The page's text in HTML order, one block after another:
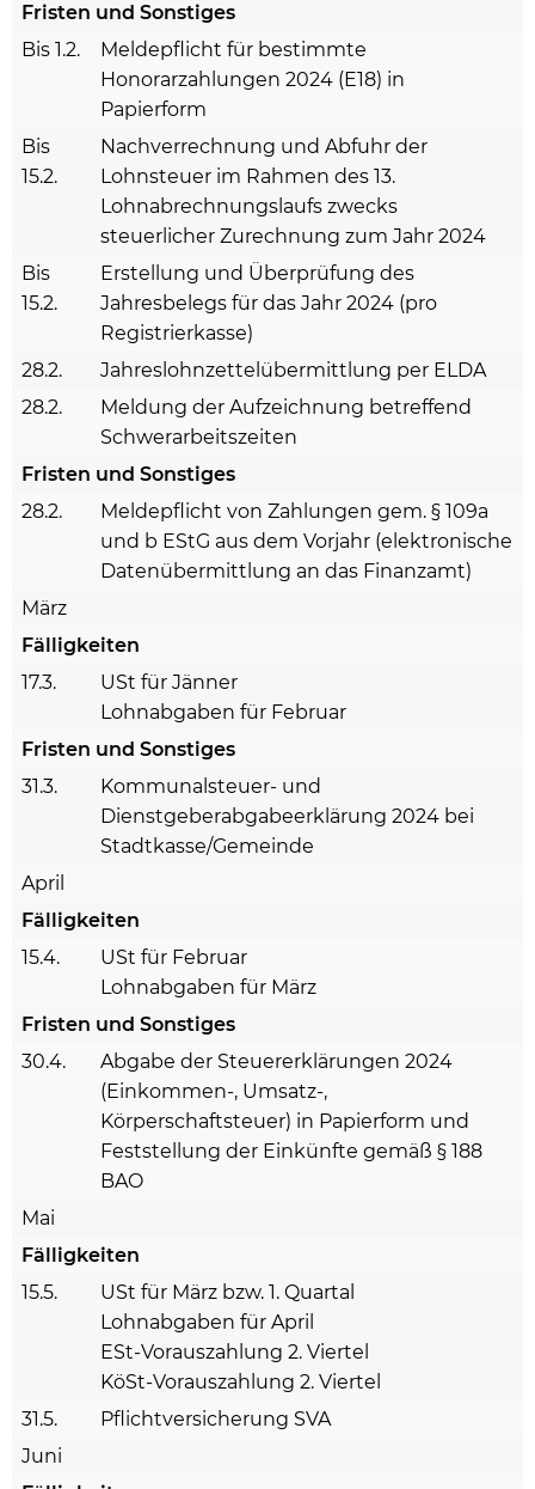
Fristen und Sonstiges
Bis 1.2.
Meldepflicht für bestimmte
Honorarzahlungen 2024 (E18) in
Papierform
Bis
15.2.
Nachverrechnung und Abfuhr der
Lohnsteuer im Rahmen des 13.
Lohnabrechnungslaufs zwecks
steuerlicher Zurechnung zum Jahr 2024
Bis
15.2.
Erstellung und Überprüfung des
Jahresbelegs für das Jahr 2024 (pro
Registrierkasse)
28.2.
Jahreslohnzettelübermittlung per ELDA
28.2.
Meldung der Aufzeichnung betreffend
Schwerarbeitszeiten
Fristen und Sonstiges
28.2.
Meldepflicht von Zahlungen gem. § 109a
und b EStG aus dem Vorjahr (elektronische
Datenübermittlung an das Finanzamt)
März
Fälligkeiten
17.3.
USt für Jänner
Lohnabgaben für Februar
Fristen und Sonstiges
31.3.
Kommunalsteuer- und
Dienstgeberabgabeerklärung 2024 bei
Stadtkasse/Gemeinde
April
Fälligkeiten
15.4.
USt für Februar
Lohnabgaben für März
Fristen und Sonstiges
30.4.
Abgabe der Steuererklärungen 2024
(Einkommen-, Umsatz-,
Körperschaftsteuer) in Papierform und
Feststellung der Einkünfte gemäß § 188
BAO
Mai
Fälligkeiten
15.5.
USt für März bzw. 1. Quartal
Lohnabgaben für April
ESt-Vorauszahlung 2. Viertel
KöSt-Vorauszahlung 2. Viertel
31.5.
Pflichtversicherung SVA
Juni